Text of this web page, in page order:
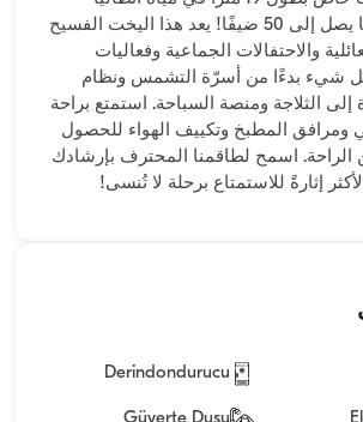
الصافية، ويتسع لما يصل إلى 50 ضيفًا! يعد هذا اليخت الفسيح
والاحتفالات الجماعية وفعاليات
شيء بدءًا من أسرّة التشمس ونظام
الثلاجة ومنصة السباحة. استمتع براحة
ومرافق المطبخ وتكييف الهواء للحصول
اسمح لطاقمنا المحترف بإرشادك
إثارةً للاستمتاع برحلة لا تُنسى!
Derindondurucu